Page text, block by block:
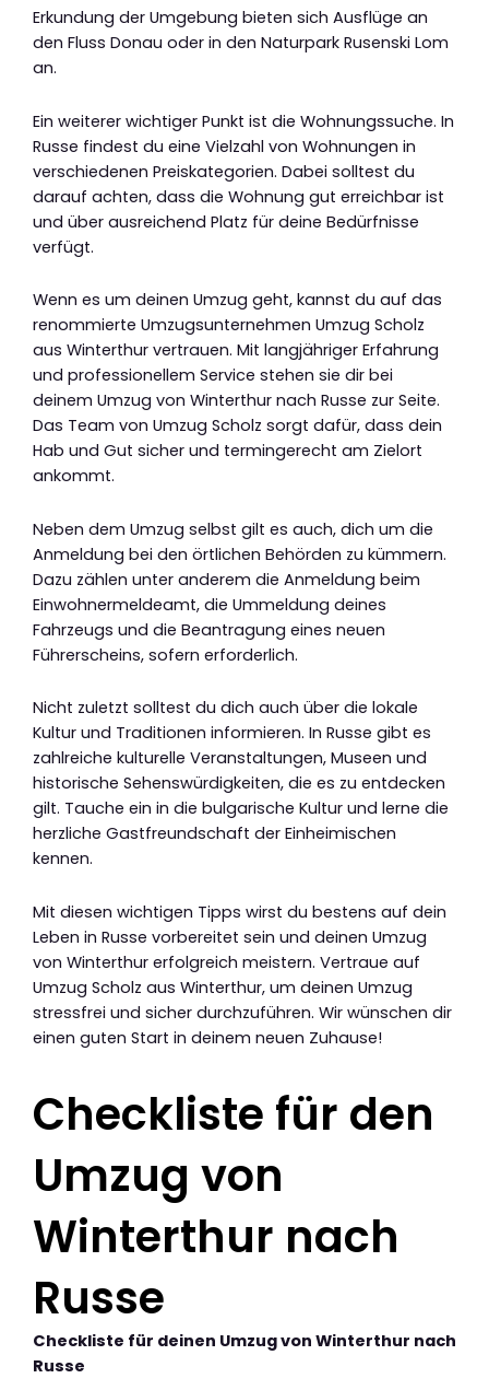
Erkundung der Umgebung bieten sich Ausflüge an
den Fluss Donau oder in den Naturpark Rusenski Lom
an.
Ein weiterer wichtiger Punkt ist die Wohnungssuche. In
Russe findest du eine Vielzahl von Wohnungen in
verschiedenen Preiskategorien. Dabei solltest du
darauf achten, dass die Wohnung gut erreichbar ist
und über ausreichend Platz für deine Bedürfnisse
verfügt.
Wenn es um deinen Umzug geht, kannst du auf das
renommierte Umzugsunternehmen Umzug Scholz
aus Winterthur vertrauen. Mit langjähriger Erfahrung
und professionellem Service stehen sie dir bei
deinem Umzug von Winterthur nach Russe zur Seite.
Das Team von Umzug Scholz sorgt dafür, dass dein
Hab und Gut sicher und termingerecht am Zielort
ankommt.
Neben dem Umzug selbst gilt es auch, dich um die
Anmeldung bei den örtlichen Behörden zu kümmern.
Dazu zählen unter anderem die Anmeldung beim
Einwohnermeldeamt, die Ummeldung deines
Fahrzeugs und die Beantragung eines neuen
Führerscheins, sofern erforderlich.
Nicht zuletzt solltest du dich auch über die lokale
Kultur und Traditionen informieren. In Russe gibt es
zahlreiche kulturelle Veranstaltungen, Museen und
historische Sehenswürdigkeiten, die es zu entdecken
gilt. Tauche ein in die bulgarische Kultur und lerne die
herzliche Gastfreundschaft der Einheimischen
kennen.
Mit diesen wichtigen Tipps wirst du bestens auf dein
Leben in Russe vorbereitet sein und deinen Umzug
von Winterthur erfolgreich meistern. Vertraue auf
Umzug Scholz aus Winterthur, um deinen Umzug
stressfrei und sicher durchzuführen. Wir wünschen dir
einen guten Start in deinem neuen Zuhause!
Checkliste für den
Umzug von
Winterthur nach
Russe
Checkliste für deinen Umzug von Winterthur nach
Russe